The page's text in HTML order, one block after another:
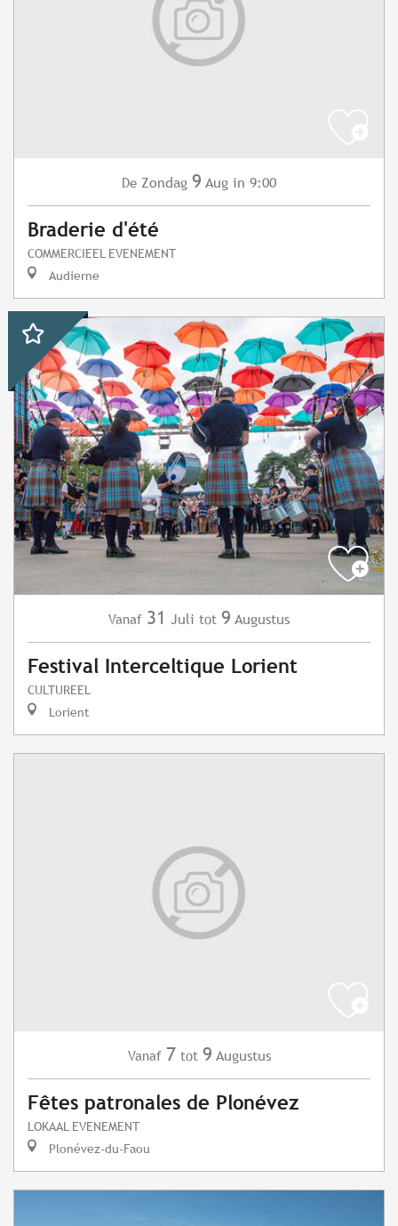
De Zondag 9 Aug in 9:00
Braderie d'été
COMMERCIEEL EVENEMENT
Audierne
Vanaf 31 Juli tot 9 Augustus
Festival Interceltique Lorient
CULTUREEL
Lorient
Vanaf 7 tot 9 Augustus
Fêtes patronales de Plonévez
LOKAAL EVENEMENT
Plonévez-du-Faou